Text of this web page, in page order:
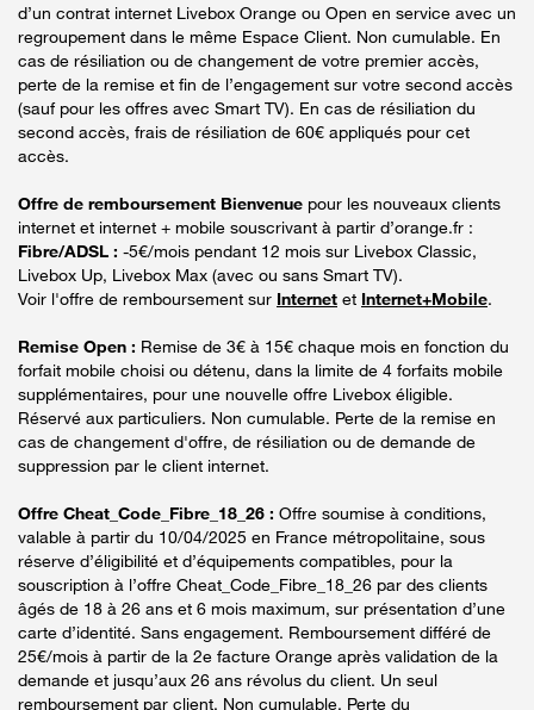
d’un contrat internet Livebox Orange ou Open en service avec un
regroupement dans le même Espace Client. Non cumulable. En
cas de résiliation ou de changement de votre premier accès,
perte de la remise et fin de l’engagement sur votre second accès
(sauf pour les offres avec Smart TV). En cas de résiliation du
second accès, frais de résiliation de 60€ appliqués pour cet
accès.
Offre de remboursement Bienvenue pour les nouveaux clients
internet et internet + mobile souscrivant à partir d’orange.fr :
Fibre/ADSL : -5€/mois pendant 12 mois sur Livebox Classic,
Livebox Up, Livebox Max (avec ou sans Smart TV).
Voir l'offre de remboursement sur Internet et Internet+Mobile.
Remise Open : Remise de 3€ à 15€ chaque mois en fonction du
forfait mobile choisi ou détenu, dans la limite de 4 forfaits mobile
supplémentaires, pour une nouvelle offre Livebox éligible.
Réservé aux particuliers. Non cumulable. Perte de la remise en
cas de changement d'offre, de résiliation ou de demande de
suppression par le client internet.
Offre Cheat_Code_Fibre_18_26 : Offre soumise à conditions,
valable à partir du 10/04/2025 en France métropolitaine, sous
réserve d’éligibilité et d’équipements compatibles, pour la
souscription à l’offre Cheat_Code_Fibre_18_26 par des clients
âgés de 18 à 26 ans et 6 mois maximum, sur présentation d’une
carte d’identité. Sans engagement. Remboursement différé de
25€/mois à partir de la 2e facture Orange après validation de la
demande et jusqu’aux 26 ans révolus du client. Un seul
remboursement par client. Non cumulable. Perte du